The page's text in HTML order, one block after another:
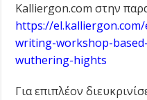
Kalliergon.com στην
https://
writing-workshop-
wuthering-hights
Για επιπλέον